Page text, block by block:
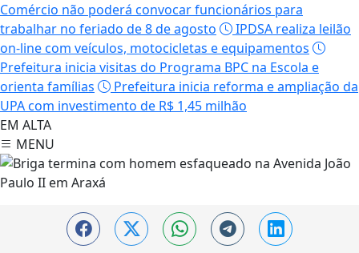
Comércio não poderá convocar funcionários para
trabalhar no feriado de 8 de agosto
IPDSA realiza leilão
on-line com veículos, motocicletas e equipamentos
Prefeitura inicia visitas do Programa BPC na Escola e
orienta famílias
Prefeitura inicia reforma e ampliação da
UPA com investimento de R$ 1,45 milhão
EM ALTA
MENU